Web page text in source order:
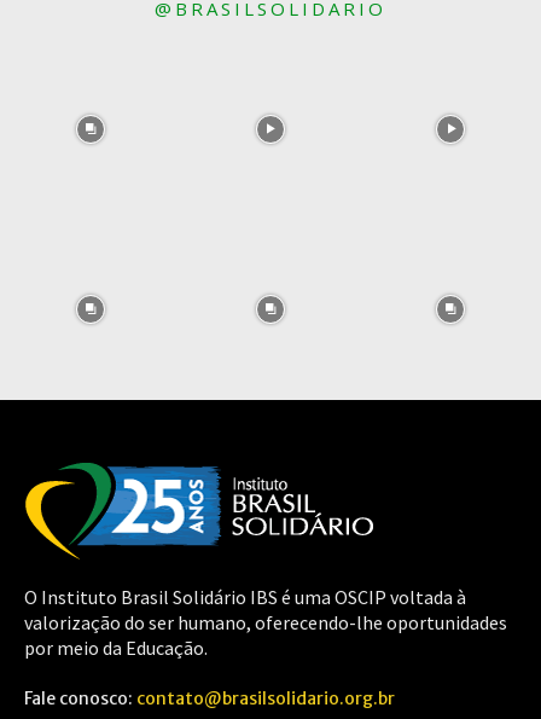
@BRASILSOLIDARIO
O Instituto Brasil Solidário IBS é uma OSCIP voltada à
valorização do ser humano, oferecendo-lhe oportunidades
por meio da Educação.
Fale conosco: contato@brasilsolidario.org.br